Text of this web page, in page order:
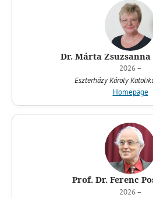
Dr. Márta Zsuzsanna
2026 –
Eszterházy Károly
Homepage
Prof. Dr. Ferenc
2026 –